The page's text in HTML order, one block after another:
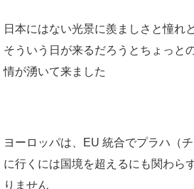
日本にはない光景に羨ましさと憧れ
そういう日が来るだろうとちょっと
情が湧いて来ました
ヨーロッパは、EU 統合でプラハ（
に行くには国境を超えるにも関わら
りません